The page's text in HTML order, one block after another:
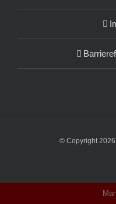
© Copyright